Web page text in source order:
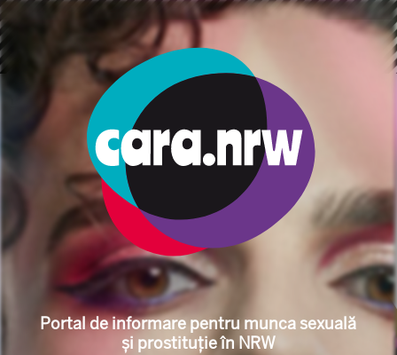
ข้ามไปยังเนื้อหาหลัก
การแสดงเส้นทาง
หัว ข้อ ด้านการเงิน
Informationsportal für
Portal de informare pentru munca sexuală
și prostituție în NRW